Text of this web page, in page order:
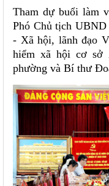
Tham dự buổi làm
Phó Chủ tịch UBND
- Xã hội, lãnh đạo
hiểm xã hội cơ sở
phường và Bí thư